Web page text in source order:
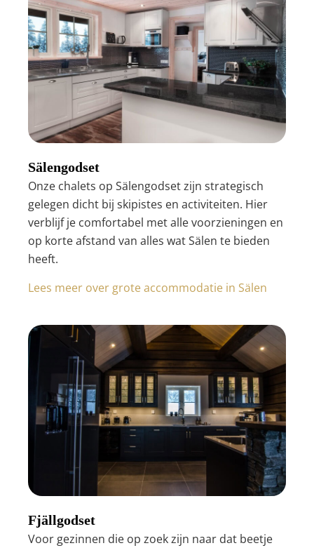
Sälengodset
Onze chalets op Sälengodset zijn strategisch
gelegen dicht bij skipistes en activiteiten. Hier
verblijf je comfortabel met alle voorzieningen en
op korte afstand van alles wat Sälen te bieden
heeft.
Lees meer over grote accommodatie in Sälen
Fjällgodset
Voor gezinnen die op zoek zijn naar dat beetje